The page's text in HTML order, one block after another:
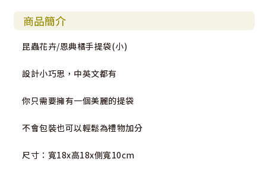
商品簡介
昆蟲花卉/恩典橘手提袋(小)
設計小巧思，中英文都有
你只需要擁有一個美麗的提袋
不會包裝也可以輕鬆為禮物加分
尺寸：寬18x高18x側寬10cm